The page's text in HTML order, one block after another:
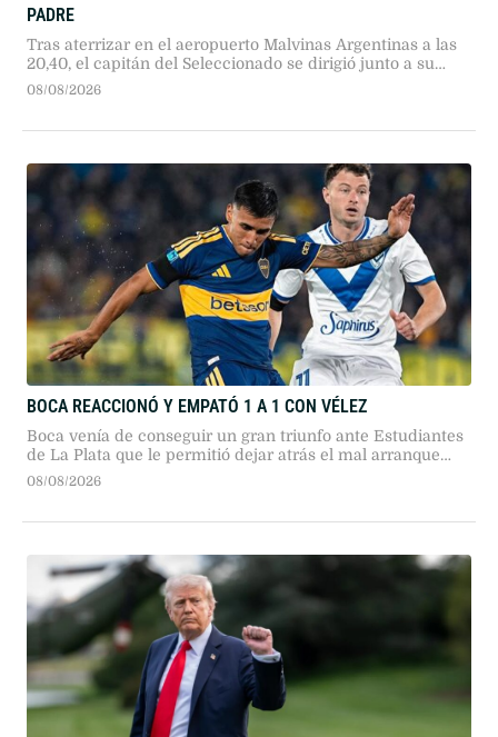
PADRE
Tras aterrizar en el aeropuerto Malvinas Argentinas a las
20,40, el capitán del Seleccionado se dirigió junto a su
familia hasta el lugar donde están los restos de su padre.
08/08/2026
BOCA REACCIONÓ Y EMPATÓ 1 A 1 CON VÉLEZ
Boca venía de conseguir un gran triunfo ante Estudiantes
de La Plata que le permitió dejar atrás el mal arranque
que había tenido en este Torneo Clausura
08/08/2026